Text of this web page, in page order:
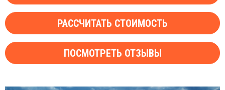
РАССЧИТАТЬ СТОИМОСТЬ
ПОСМОТРЕТЬ ОТЗЫВЫ